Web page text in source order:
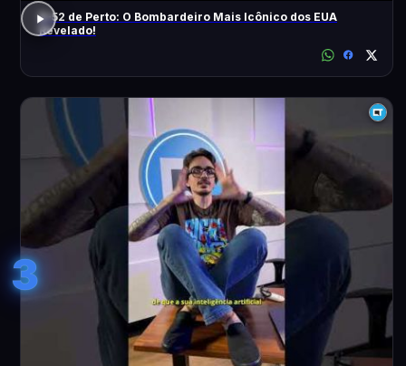
B-52 de Perto: O Bombardeiro Mais Icônico dos EUA
Revelado!
3